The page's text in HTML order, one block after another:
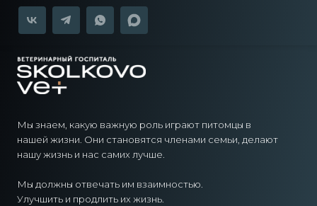
Мы знаем, какую важную роль играют питомцы в
нашей жизни. Они становятся членами семьи, делают
нашу жизнь и нас самих лучше.
Мы должны отвечать им взаимностью.
Улучшить и продлить их жизнь.